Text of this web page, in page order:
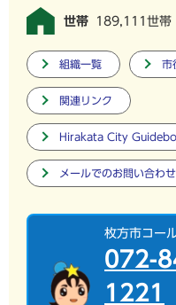
世帯 189,111世帯
組織一覧 市
関連リンク
Hirakata City
メールでのお問い合わせ
枚方市コー
072-
1221